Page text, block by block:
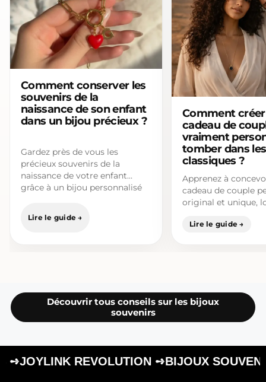
Comment conserver les
souvenirs de la
naissance de son enfant
dans un bijou précieux ?
Gardez près de vous les
précieux souvenirs de la
naissance de votre enfant
grâce à un bijou personnalisé
Comment
cadeau de
vraiment
tomber dans
classiques ?
Apprenez à
cadeau de couple
original et unique,
conseils concrets
Découvrir tous conseils sur les bijoux
souvenirs
SOUVENIRS ➺JOYLINK REVOLUTION